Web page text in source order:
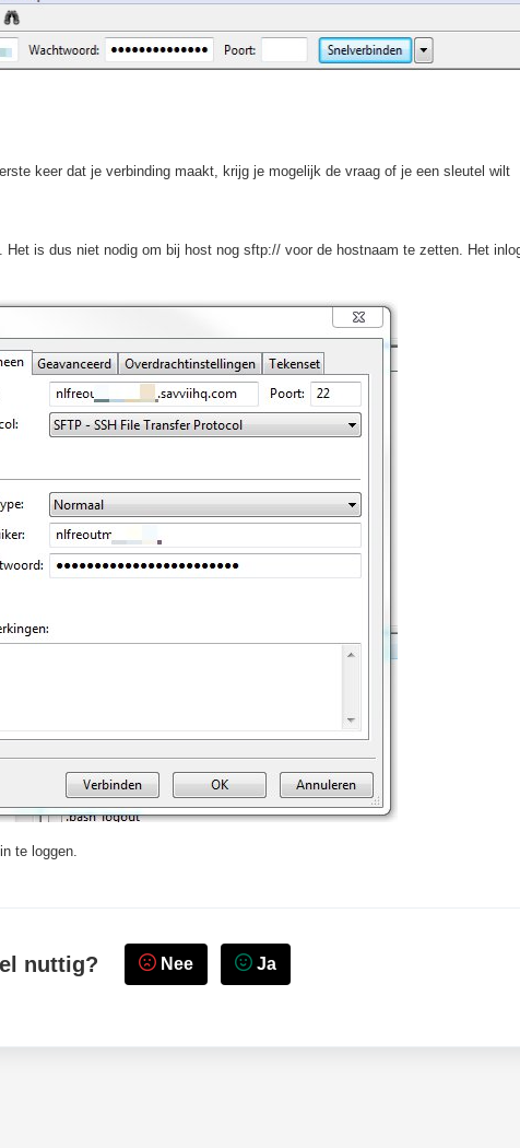
keer dat je verbinding maakt, krijg je mogelijk de vraag of je een sleutel wilt
Het is dus niet nodig om bij host nog sftp:// voor de hostnaam te zetten. Het
te loggen.
nuttig? Nee Ja